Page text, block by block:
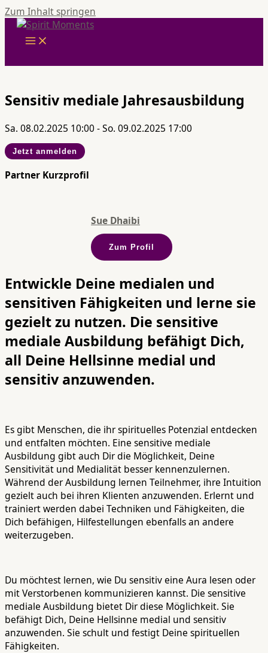
Zum Inhalt springen
Sensitiv mediale Jahresausbildung
Sa. 08.02.2025 10:00 - So. 09.02.2025 17:00
Jetzt anmelden
Partner Kurzprofil
Sue Dhaibi
Zum Profil
Entwickle Deine medialen und
sensitiven Fähigkeiten und lerne sie
gezielt zu nutzen. Die sensitive
mediale Ausbildung befähigt Dich,
all Deine Hellsinne medial und
sensitiv anzuwenden.
Es gibt Menschen, die ihr spirituelles Potenzial entdecken
und entfalten möchten. Eine sensitive mediale
Ausbildung gibt auch Dir die Möglichkeit, Deine
Sensitivität und Medialität besser kennenzulernen.
Während der Ausbildung lernen Teilnehmer, ihre Intuition
gezielt auch bei ihren Klienten anzuwenden. Erlernt und
trainiert werden dabei Techniken und Fähigkeiten, die
Dich befähigen, Hilfestellungen ebenfalls an andere
weiterzugeben.
Du möchtest lernen, wie Du sensitiv eine Aura lesen oder
mit Verstorbenen kommunizieren kannst. Die sensitive
mediale Ausbildung bietet Dir diese Möglichkeit. Sie
befähigt Dich, Deine Hellsinne medial und sensitiv
anzuwenden. Sie schult und festigt Deine spirituellen
Fähigkeiten.